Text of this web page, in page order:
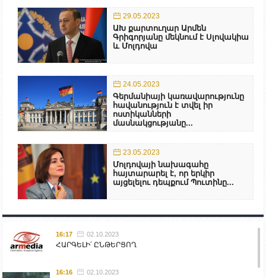
29.05.2023
ԱԽ քարտուղար Արմեն
Գրիգորյանը մեկնում է Սլովակիա
և Մոլդովա
24.05.2023
Գերմանիայի կառավարությունը
հավանություն է տվել իր
ոստիկանների
մասնակցությանը...
23.05.2023
Մոլդովայի նախագահը
հայտարարել է, որ երկիր
այցելելու դեպքում Պուտինը...
16:17 02.10.2023
ՀԱՐԳԵԼԻ՛ ԸՆԹԵՐՑՈՂ
16:16 02.10.2023